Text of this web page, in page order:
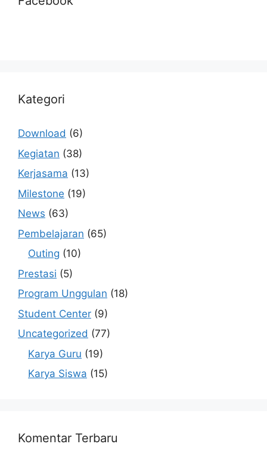
Kategori
Download (6)
Kegiatan (38)
Kerjasama (13)
Milestone (19)
News (63)
Pembelajaran (65)
Outing (10)
Prestasi (5)
Program Unggulan (18)
Student Center (9)
Uncategorized (77)
Karya Guru (19)
Karya Siswa (15)
Komentar Terbaru